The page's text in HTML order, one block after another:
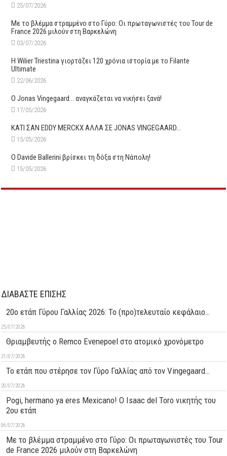
25/07/2026
Με το βλέμμα στραμμένο στο Γύρο: Οι πρωταγωνιστές του Tour de
France 2026 μιλούν στη Βαρκελώνη
03/07/2026
H Wilier Triestina γιορτάζει 120 χρόνια ιστορία με το Filante
Ultimate
22/06/2026
O Jonas Vingegaard… αναγκάζεται να νικήσει ξανά!
17/05/2026
ΚΑΤΙ ΣΑΝ EDDY MERCKX ΑΛΛΑ ΣΕ JONAS VINGEGAARD…
15/05/2026
O Davide Ballerini βρίσκει τη δόξα στη Νάπολη!
15/05/2026
ΔΙΑΒΑΣΤΕ ΕΠΙΣΗΣ
20ο ετάπ Γύρου Γαλλίας 2026: Το (προ)τελευταίο κεφάλαιο…
25/07/2026
Θριαμβευτής ο Remco Evenepoel στο ατομικό χρονόμετρο
21/07/2026
Το ετάπ που στέρησε τον Γύρο Γαλλίας από τον Vingegaard…
20/07/2026
Pogi, hermano ya eres Mexicano! Ο Ιsaac del Toro νικητής του
2ου ετάπ
06/07/2026
Με το βλέμμα στραμμένο στο Γύρο: Οι πρωταγωνιστές του Tour
de France 2026 μιλούν στη Βαρκελώνη